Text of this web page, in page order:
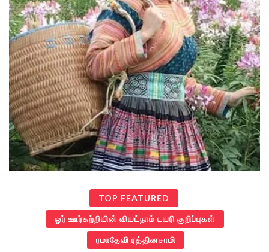
TOP FEATURED
ஓர் ஊர்சுற்றியின் வியட்நாம் டயரி குறிப்புகள்
ரமாதேவி ரத்தினசாமி